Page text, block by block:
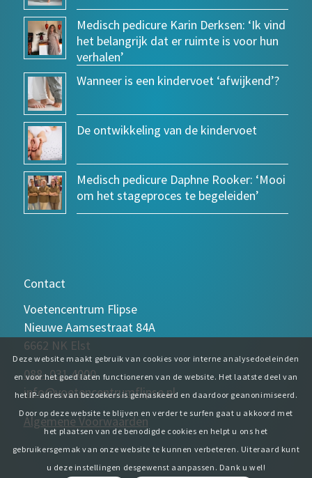
Medisch pedicure Karin Derksen: ‘Ik vind
het belangrijk dat er ruimte is voor hun
verhalen’
Wanneer is een kindervoet ‘afwijkend’?
De ontwikkeling van de kindervoet
Medisch pedicure Daphne Rooker: ‘Mooi
om het stageproces te begeleiden’
Contact
Voetencentrum Flipse
Nieuwe Aamsestraat 84A
6662 NK Elst
088- 031 4000
info@voetencentrumflipse.nl
Algemene Voorwaarden
Deze website maakt gebruik van cookies voor interne analysedoeleinden
en voor het goed laten functioneren van de website. Het laatste deel van
het IP-adres van bezoekers is gemaskeerd en daardoor geanonimiseerd.
Door op deze website te blijven en verder te surfen gaat u akkoord met
het plaatsen van de benodigde cookies en helpt u ons het
gebruikersgemak van onze website te kunnen verbeteren. Uiteraard kunt
u deze instellingen desgewenst aanpassen. Dank u wel!